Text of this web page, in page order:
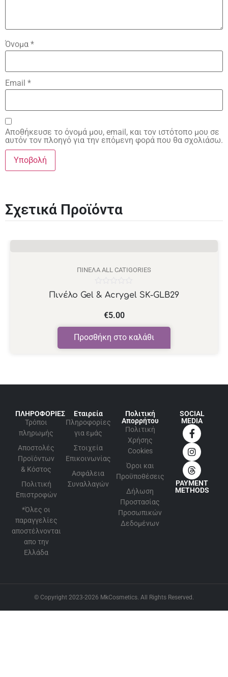
Όνομα *
Email *
Αποθήκευσε το όνομά μου, email, και τον ιστότοπο μου σε
αυτόν τον πλοηγό για την επόμενη φορά που θα σχολιάσω.
Σχετικά Προϊόντα
ΠΙΝΈΛΑ ALL CATIGORIES
Πινέλο Gel & Acrygel SK-GLB29
€5.00
Προσθήκη στο καλάθι
Βαθμολογήθηκε
με
από
ΠΛΗΡΟΦΟΡΙΕΣ
Τρόποι
πληρωμής
Αποστολές
Προϊόντων
& Κόστος
Πολιτική
Επιστροφών
*Όλες οι
παραγγελίες
αποστέλνονται
απο την
Ελλάδα
Εταιρεία
Πληροφορίες
για εμάς
Στοιχεία
Επικοινωνίας
Ασφάλεια
Συναλλαγών
Πολιτική
Απορρήτου
Πολιτική
Xρήσης
Cookies
Όροι και
Προϋποθέσεις
Δήλωση
Προστασίας
Προσωπικών
Δεδομένων
SOCIAL
MEDIA
PAYMENT
METHODS
© Copyright 2023-2026 MkCosmetics. All Rights Reserved.